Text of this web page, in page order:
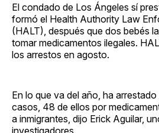
El condado de Los Ángeles sí
formó el Health Authority Law
(HALT), después que dos bebés
tomar medicamentos ilegales.
los arrestos en agosto.
En lo que va del año, ha
casos, 48 de ellos por
a inmigrantes, dijo Erick Aguilar,
investigadores.